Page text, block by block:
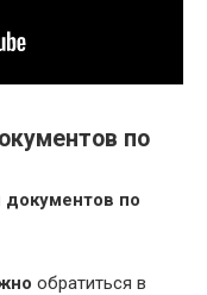
по
документов по
обратиться в